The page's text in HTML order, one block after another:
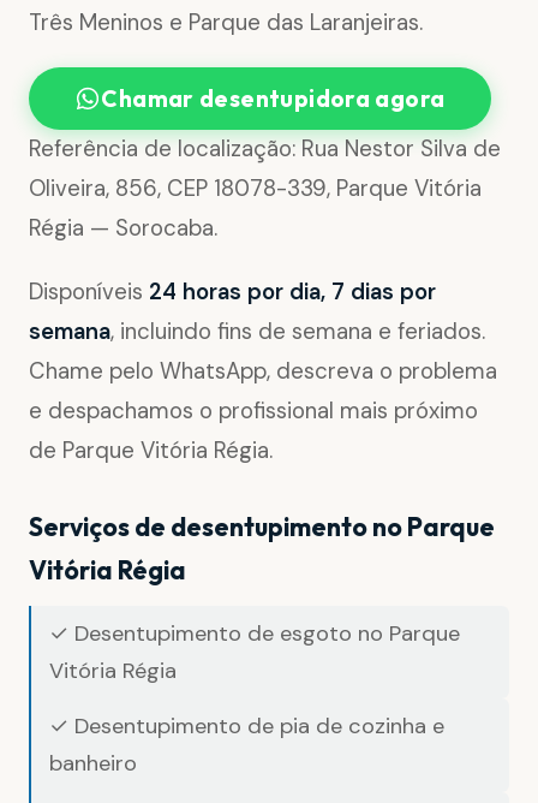
Três Meninos e Parque das Laranjeiras.
Chamar desentupidora agora
Referência de localização: Rua Nestor Silva de
Oliveira, 856, CEP 18078-339, Parque Vitória
Régia — Sorocaba.
Disponíveis 24 horas por dia, 7 dias por
semana, incluindo fins de semana e feriados.
Chame pelo WhatsApp, descreva o problema
e despachamos o profissional mais próximo
de Parque Vitória Régia.
Serviços de desentupimento no Parque
Vitória Régia
✓ Desentupimento de esgoto no Parque
Vitória Régia
✓ Desentupimento de pia de cozinha e
banheiro